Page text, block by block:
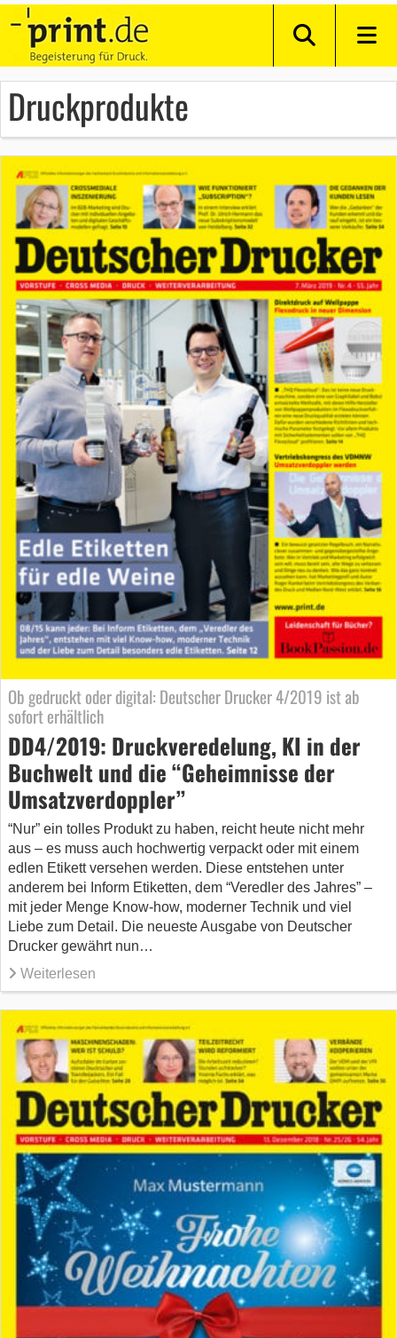
Druckprodukte
Ob gedruckt oder digital: Deutscher Drucker 4/2019 ist ab
sofort erhältlich
DD4/2019: Druckveredelung, KI in der
Buchwelt und die “Geheimnisse der
Umsatzverdoppler”
“Nur” ein tolles Produkt zu haben, reicht heute nicht mehr
aus – es muss auch hochwertig verpackt oder mit einem
edlen Etikett versehen werden. Diese entstehen unter
anderem bei Inform Etiketten, dem “Veredler des Jahres” –
mit jeder Menge Know-how, moderner Technik und viel
Liebe zum Detail. Die neueste Ausgabe von Deutscher
Drucker gewährt nun…
Weiterlesen